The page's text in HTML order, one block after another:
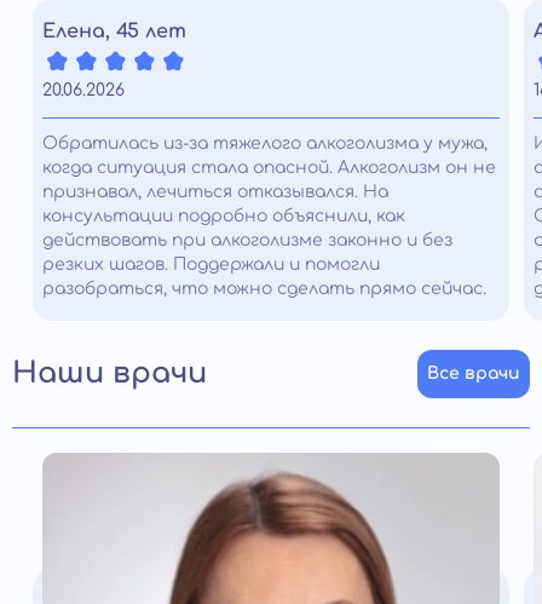
Елена, 45 лет
20.06.2026
Обратилась из-за тяжелого алкоголизма у мужа,
когда ситуация стала опасной. Алкоголизм он не
признавал, лечиться отказывался. На
консультации подробно объяснили, как
действовать при алкоголизме законно и без
резких шагов. Поддержали и помогли
разобраться, что можно сделать прямо сейчас.
Наши врачи Все врачи